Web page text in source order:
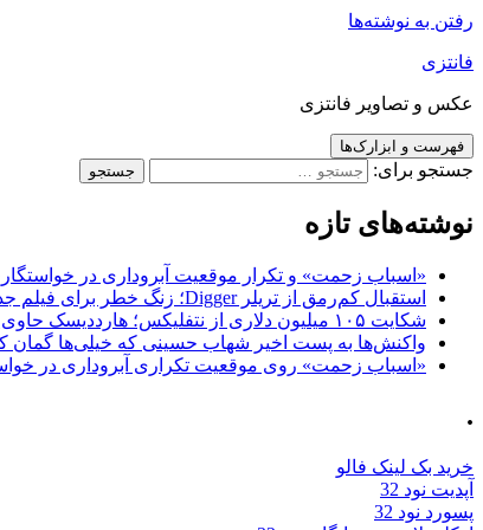
رفتن به نوشته‌ها
فانتزی
عکس و تصاویر فانتزی
فهرست و ابزارک‌ها
جستجو برای:
نوشته‌های تازه
«اسباب زحمت» و تکرار موقعیت آبروداری در خواستگاری؛ شباهت به
استقبال کم‌رمق از تریلر Digger؛ زنگ خطر برای فیلم جدید تام کروز و برادران وارنر
شکایت ۱۰۵ میلیون دلاری از نتفلیکس؛ هارددیسک حاوی فیلم جدید نیکلاس کیج به سرقت رفت
واکنش‌ها به پست اخیر شهاب حسینی که خیلی‌ها گمان
«اسباب زحمت» روی موقعیت تکراری آبروداری در خواستگاری
.
خرید بک لینک فالو
آپدیت نود 32
پسورد نود 32